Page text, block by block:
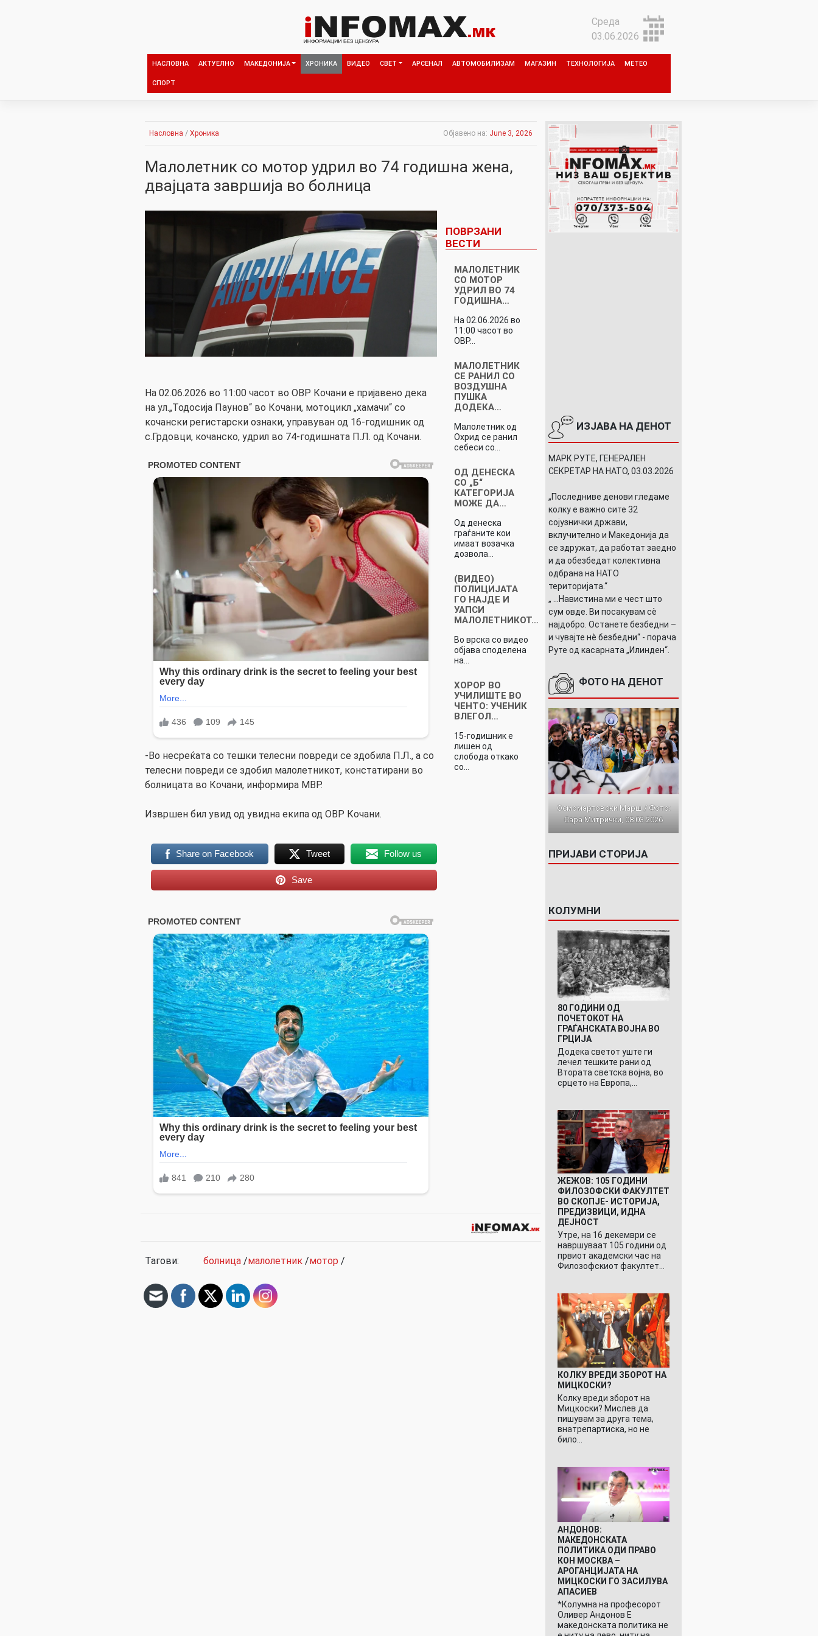
Среда
03.06.2026
НАСЛОВНА АКТУЕЛНО МАКЕДОНИЈА ХРОНИКА ВИДЕО СВЕТ АРСЕНАЛ АВТОМОБИЛИЗАМ МАГАЗИН ТЕХНОЛОГИЈА МЕТЕО
СПОРТ
Насловна / Хроника Објавено на: June 3, 2026
Малолетник со мотор удрил во 74 годишна жена,
двајцата завршија во болница
На 02.06.2026 во 11:00 часот во ОВР Кочани е пријавено дека
на ул.„Тодосија Паунов“ во Кочани, мотоцикл „хамачи“ со
кочански регистарски ознаки, управуван од 16-годишник од
с.Грдовци, кочанско, удрил во 74-годишната П.Л. од Кочани.
-Во несреќата со тешки телесни повреди се здобила П.Л., а со
телесни повреди се здобил малолетникот, констатирани во
болницата во Кочани, информира МВР.
Извршен бил увид од увидна екипа од ОВР Кочани.
Share on Facebook Tweet Follow us
Save
ПОВРЗАНИ
ВЕСТИ
МАЛОЛЕТНИК
СО МОТОР
УДРИЛ ВО 74
ГОДИШНА…
На 02.06.2026 во
11:00 часот во
ОВР…
МАЛОЛЕТНИК
СЕ РАНИЛ СО
ВОЗДУШНА
ПУШКА
ДОДЕКА…
Малолетник од
Охрид се ранил
себеси со…
ОД ДЕНЕСКА
СО „Б“
КАТЕГОРИЈА
МОЖЕ ДА…
Од денеска
граѓаните кои
имаат возачка
дозвола…
(ВИДЕО)
ПОЛИЦИЈАТА
ГО НАЈДЕ И
УАПСИ
МАЛОЛЕТНИКОТ…
Во врска со видео
објава споделена
на…
ХОРОР ВО
УЧИЛИШТЕ ВО
ЧЕНТО: УЧЕНИК
ВЛЕГОЛ…
15-годишник е
лишен од
слобода откако
со…
Тагови: болница /малолетник /мотор /
ИЗЈАВА НА ДЕНОТ
МАРК РУТЕ, ГЕНЕРАЛЕН
СЕКРЕТАР НА НАТО, 03.03.2026
„Последниве денови гледаме
колку е важно сите 32
сојузнички држави,
вклучително и Македонија да
се здружат, да работат заедно
и да обезбедат колективна
одбрана на НАТО
територијата.“
„ ...Навистина ми е чест што
сум овде. Ви посакувам сè
најдобро. Останете безбедни –
и чувајте нè безбедни“ - порача
Руте од касарната „Илинден“.
ФОТО НА ДЕНОТ
Осмомартовски Марш / Фото:
Сара Митрички, 08.03.2026
ПРИЈАВИ СТОРИЈА
КОЛУМНИ
80 ГОДИНИ ОД
ПОЧЕТОКОТ НА
ГРАЃАНСКАТА ВОЈНА ВО
ГРЦИЈА
Додека светот уште ги
лечел тешките рани од
Втората светска војна, во
срцето на Европа,…
ЖЕЖОВ: 105 ГОДИНИ
ФИЛОЗОФСКИ ФАКУЛТЕТ
ВО СКОПЈЕ- ИСТОРИЈА,
ПРЕДИЗВИЦИ, ИДНА
ДЕЈНОСТ
Утре, на 16 декември се
навршуваат 105 години од
првиот академски час на
Филозофскиот факултет…
КОЛКУ ВРЕДИ ЗБОРОТ НА
МИЦКОСКИ?
Колку вреди зборот на
Мицкоски? Мислев да
пишувам за друга тема,
внатрепартиска, но не
било…
АНДОНОВ:
МАКЕДОНСКАТА
ПОЛИТИКА ОДИ ПРАВО
КОН МОСКВА –
АРОГАНЦИЈАТА НА
МИЦКОСКИ ГО ЗАСИЛУВА
АПАСИЕВ
*Колумна на професорот
Оливер Андонов Е
македонската политика не